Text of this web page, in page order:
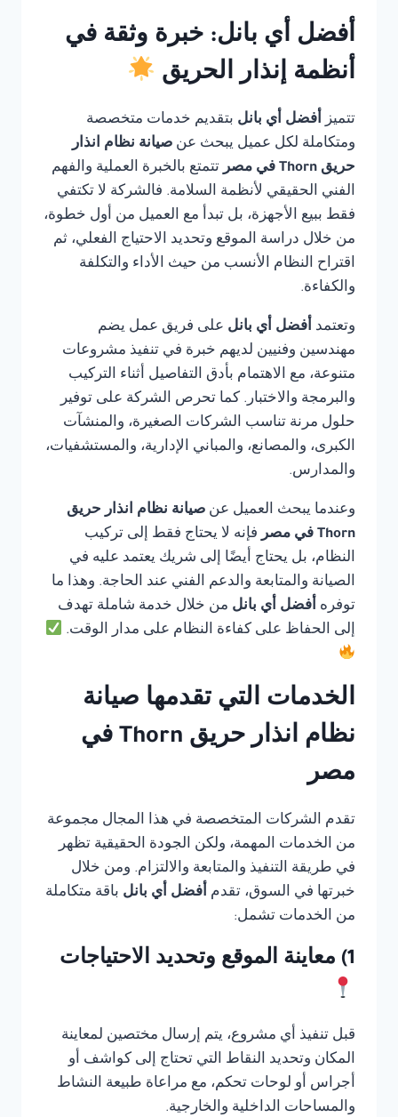
أفضل أي بانل: خبرة وثقة في
أنظمة إنذار الحريق
تتميز أفضل أي بانل بتقديم خدمات متخصصة
ومتكاملة لكل عميل يبحث عن صيانة نظام انذار
حريق Thorn في مصر
تتمتع بالخبرة العملية والفهم
الفني الحقيقي لأنظمة السلامة. فالشركة لا تكتفي
فقط ببيع الأجهزة، بل تبدأ مع العميل من أول خطوة،
من خلال دراسة الموقع وتحديد الاحتياج الفعلي، ثم
اقتراح النظام الأنسب من حيث الأداء والتكلفة
والكفاءة.
وتعتمد أفضل أي بانل على فريق عمل يضم
مهندسين وفنيين لديهم خبرة في تنفيذ مشروعات
متنوعة، مع الاهتمام بأدق التفاصيل أثناء التركيب
والبرمجة والاختبار. كما تحرص الشركة على توفير
حلول مرنة تناسب الشركات الصغيرة، والمنشآت
الكبرى، والمصانع، والمباني الإدارية، والمستشفيات،
والمدارس.
وعندما يبحث العميل عن صيانة نظام انذار حريق
Thorn في مصر
فإنه لا يحتاج فقط إلى تركيب
النظام، بل يحتاج أيضًا إلى شريك يعتمد عليه في
الصيانة والمتابعة والدعم الفني عند الحاجة. وهذا ما
توفره أفضل أي بانل من خلال خدمة شاملة تهدف
إلى الحفاظ على كفاءة النظام على مدار الوقت.
الخدمات التي تقدمها صيانة
نظام انذار حريق Thorn في
مصر
تقدم الشركات المتخصصة في هذا المجال مجموعة
من الخدمات المهمة، ولكن الجودة الحقيقية تظهر
في طريقة التنفيذ والمتابعة والالتزام. ومن خلال
خبرتها في السوق، تقدم أفضل أي بانل باقة متكاملة
من الخدمات تشمل:
1) معاينة الموقع وتحديد الاحتياجات
قبل تنفيذ أي مشروع، يتم إرسال مختصين لمعاينة
المكان وتحديد النقاط التي تحتاج إلى كواشف أو
أجراس أو لوحات تحكم، مع مراعاة طبيعة النشاط
والمساحات الداخلية والخارجية.